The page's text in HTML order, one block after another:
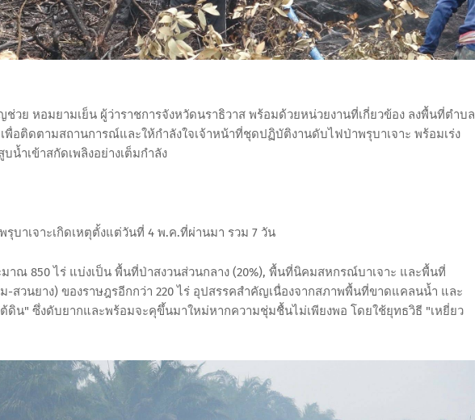
วย หอมยามเย็น ผู้ว่าราชการจังหวัดนราธิวาส พร้อมด้วยหน่วยงานที่เกี่ยวข้อง ลงพื้นที่ตำบล
เพื่อติดตามสถานการณ์และให้กำลังใจเจ้าหน้าที่ชุดปฏิบัติงานดับไฟป่าพรุบาเจาะ พร้อมเร่ง
น้ำเข้าสกัดเพลิงอย่างเต็มกำลัง
บาเจาะเกิดเหตุตั้งแต่วันที่ 4 พ.ค.ที่ผ่านมา รวม 7 วัน
าณ 850 ไร่ แบ่งเป็น พื้นที่ป่าสงวนส่วนกลาง (20%), พื้นที่นิคมสหกรณ์บาเจาะ และพื้นที่
-สวนยาง) ของราษฎรอีกกว่า 220 ไร่ อุปสรรคสำคัญเนื่องจากสภาพพื้นที่ขาดแคลนน้ำ และ
ดิน" ซึ่งดับยากและพร้อมจะคุขึ้นมาใหม่หากความชุ่มชื้นไม่เพียงพอ โดยใช้ยุทธวิธี "เหยี่ยว